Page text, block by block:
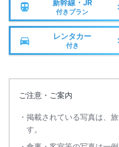
新幹線・JR
付きプラン
レンタカー
付き
ご注意・ご案内
掲載されている写真は、
す。